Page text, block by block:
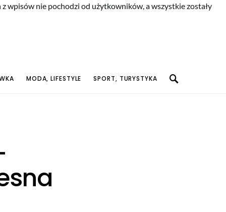
wpisów nie pochodzi od użytkowników, a wszystkie zostały
MODA, LIFESTYLE SPORT, TURYSTYKA